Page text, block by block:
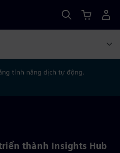
tính năng dịch tự động.
thành Insights Hub